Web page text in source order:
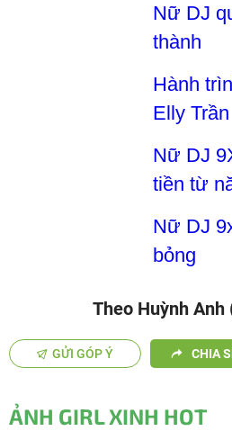
Nữ DJ
thành
Hành
Elly Trần
Nữ DJ
tiền từ
Nữ DJ
bỏng
Theo Huỳnh
GỬI GÓP Ý CHIA
ẢNH GIRL XINH HOT